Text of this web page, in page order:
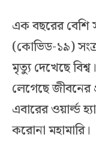
এক বছরের বেশি
(কোভিড-১৯)
মৃত্যু দেখেছে
লেগেছে জীবনের
এবারের ওয়ার্ল্ড
করোনা মহামারি।